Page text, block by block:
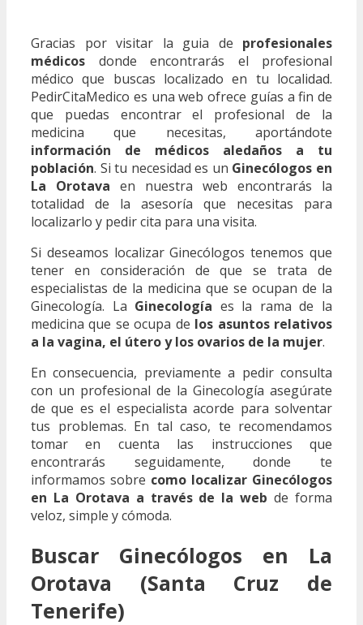
Gracias por visitar la guia de profesionales
médicos donde encontrarás el profesional
médico que buscas localizado en tu localidad.
PedirCitaMedico es una web ofrece guías a fin de
que puedas encontrar el profesional de la
medicina que necesitas, aportándote
información de médicos aledaños a tu
población. Si tu necesidad es un Ginecólogos en
La Orotava en nuestra web encontrarás la
totalidad de la asesoría que necesitas para
localizarlo y pedir cita para una visita.
Si deseamos localizar Ginecólogos tenemos que
tener en consideración de que se trata de
especialistas de la medicina que se ocupan de la
Ginecología. La Ginecología es la rama de la
medicina que se ocupa de los asuntos relativos
a la vagina, el útero y los ovarios de la mujer.
En consecuencia, previamente a pedir consulta
con un profesional de la Ginecología asegúrate
de que es el especialista acorde para solventar
tus problemas. En tal caso, te recomendamos
tomar en cuenta las instrucciones que
encontrarás seguidamente, donde te
informamos sobre como localizar Ginecólogos
en La Orotava a través de la web de forma
veloz, simple y cómoda.
Buscar Ginecólogos en La
Orotava (Santa Cruz de
Tenerife)